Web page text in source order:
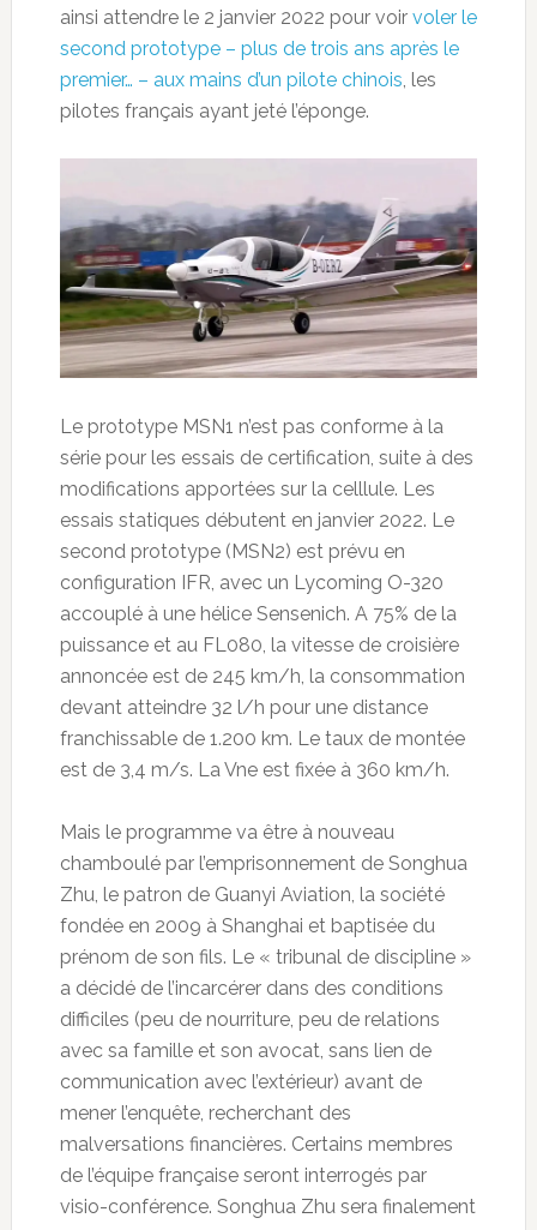
ainsi attendre le 2 janvier 2022 pour voir voler le
second prototype – plus de trois ans après le
premier… – aux mains d’un pilote chinois, les
pilotes français ayant jeté l’éponge.
Le prototype MSN1 n’est pas conforme à la
série pour les essais de certification, suite à des
modifications apportées sur la celllule. Les
essais statiques débutent en janvier 2022. Le
second prototype (MSN2) est prévu en
configuration IFR, avec un Lycoming O-320
accouplé à une hélice Sensenich. A 75% de la
puissance et au FL080, la vitesse de croisière
annoncée est de 245 km/h, la consommation
devant atteindre 32 l/h pour une distance
franchissable de 1.200 km. Le taux de montée
est de 3,4 m/s. La Vne est fixée à 360 km/h.
Mais le programme va être à nouveau
chamboulé par l’emprisonnement de Songhua
Zhu, le patron de Guanyi Aviation, la société
fondée en 2009 à Shanghai et baptisée du
prénom de son fils. Le « tribunal de discipline »
a décidé de l’incarcérer dans des conditions
difficiles (peu de nourriture, peu de relations
avec sa famille et son avocat, sans lien de
communication avec l’extérieur) avant de
mener l’enquête, recherchant des
malversations financières. Certains membres
de l’équipe française seront interrogés par
visio-conférence. Songhua Zhu sera finalement